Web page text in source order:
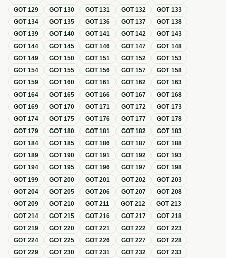
GOT129 GOT130 GOT131 GOT132 GOT133
GOT134 GOT135 GOT136 GOT137 GOT138
GOT139 GOT140 GOT141 GOT142 GOT143
GOT144 GOT145 GOT146 GOT147 GOT148
GOT149 GOT150 GOT151 GOT152 GOT153
GOT154 GOT155 GOT156 GOT157 GOT158
GOT159 GOT160 GOT161 GOT162 GOT163
GOT164 GOT165 GOT166 GOT167 GOT168
GOT169 GOT170 GOT171 GOT172 GOT173
GOT174 GOT175 GOT176 GOT177 GOT178
GOT179 GOT180 GOT181 GOT182 GOT183
GOT184 GOT185 GOT186 GOT187 GOT188
GOT189 GOT190 GOT191 GOT192 GOT193
GOT194 GOT195 GOT196 GOT197 GOT198
GOT199 GOT200 GOT201 GOT202 GOT203
GOT204 GOT205 GOT206 GOT207 GOT208
GOT209 GOT210 GOT211 GOT212 GOT213
GOT214 GOT215 GOT216 GOT217 GOT218
GOT219 GOT220 GOT221 GOT222 GOT223
GOT224 GOT225 GOT226 GOT227 GOT228
GOT229 GOT230 GOT231 GOT232 GOT233